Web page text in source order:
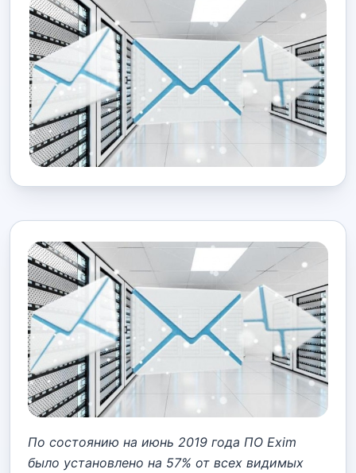
По состоянию на июнь 2019 года ПО Exim
было установлено на 57% от всех видимых